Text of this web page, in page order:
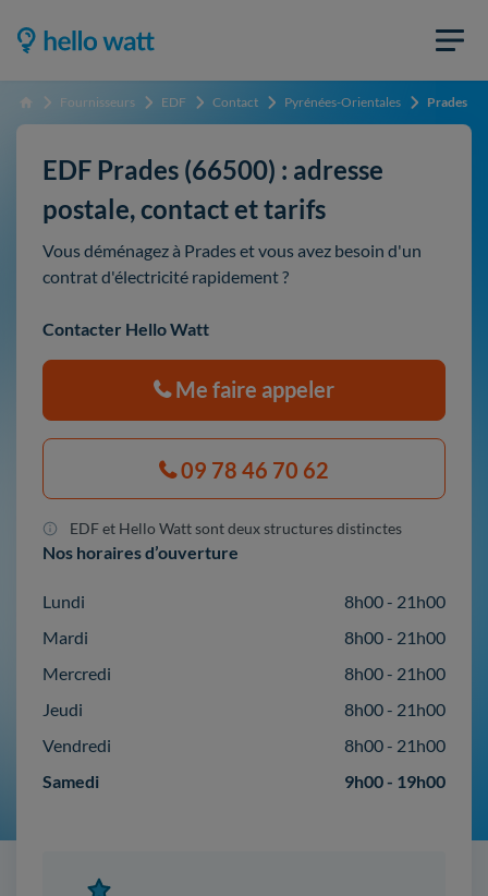
Accueil Fournisseurs EDF Contact Pyrénées-Orientales Prades
EDF Prades (66500) : adresse
postale, contact et tarifs
Vous déménagez à Prades et vous avez besoin d'un
contrat d'électricité rapidement ?
Contacter Hello Watt
Me faire appeler
09 78 46 70 62
EDF et Hello Watt sont deux structures distinctes
Nos horaires d’ouverture
Lundi
8h00 - 21h00
Mardi
8h00 - 21h00
Mercredi
8h00 - 21h00
Jeudi
8h00 - 21h00
Vendredi
8h00 - 21h00
Samedi
9h00 - 19h00